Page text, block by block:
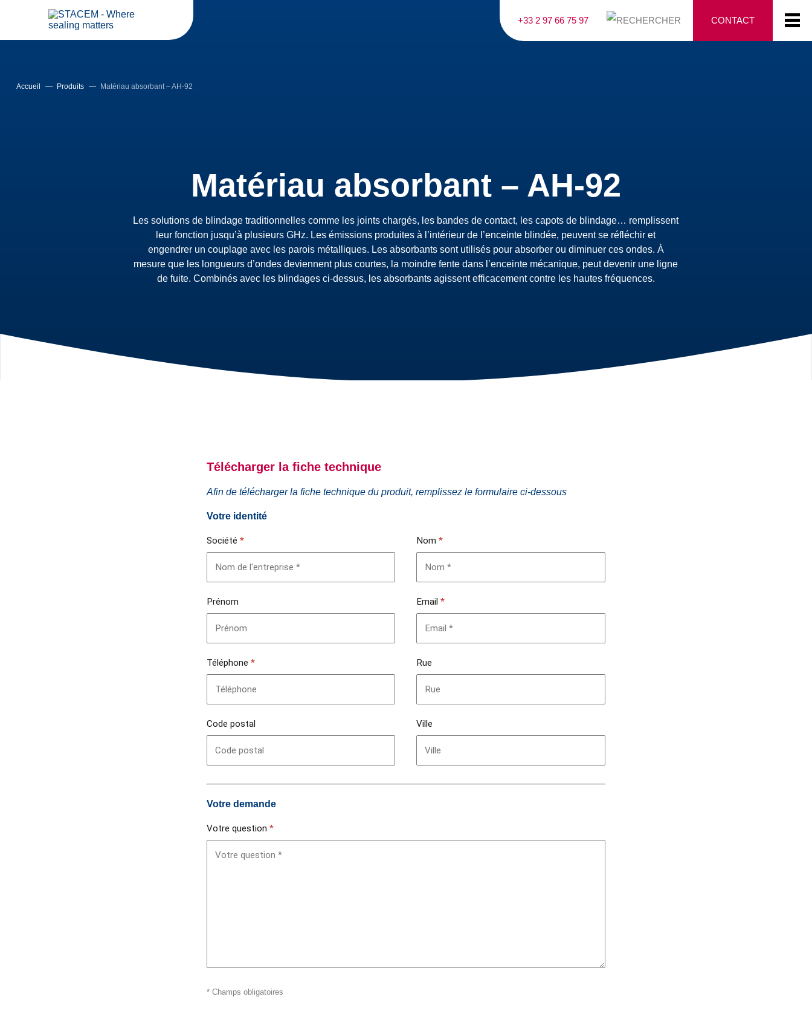
+33 2 97 66 75 97 CONTACT
Accueil — Produits — Matériau absorbant – AH-92
Matériau absorbant – AH-92
Les solutions de blindage traditionnelles comme les joints chargés, les bandes de contact, les capots de blindage… remplissent
leur fonction jusqu’à plusieurs GHz. Les émissions produites à l’intérieur de l’enceinte blindée, peuvent se réfléchir et
engendrer un couplage avec les parois métalliques. Les absorbants sont utilisés pour absorber ou diminuer ces ondes. À
mesure que les longueurs d’ondes deviennent plus courtes, la moindre fente dans l’enceinte mécanique, peut devenir une ligne
de fuite. Combinés avec les blindages ci-dessus, les absorbants agissent efficacement contre les hautes fréquences.
Télécharger la fiche technique
Afin de télécharger la fiche technique du produit, remplissez le formulaire ci-dessous
Votre identité
Société * Nom*
Prénom Email*
Téléphone * Rue
Code postal Ville
Votre demande
Votre question *
*Champs obligatoires